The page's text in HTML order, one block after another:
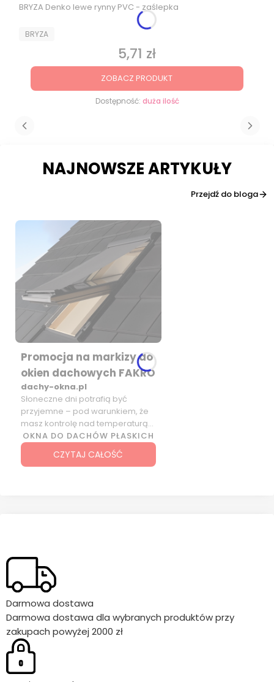
BRYZA Denko lewe rynny PVC - zaślepka
PRODUCENT
BRYZA
Cena
5,71 zł
ZOBACZ PRODUKT
Dostępność: duża ilość
NAJNOWSZE ARTYKUŁY
Przejdź do bloga
OKNA DO DACHÓW PŁASKICH
Promocja na markizy do
okien dachowych FAKRO
Słoneczne dni potrafią być
przyjemne – pod warunkiem, że
masz kontrolę nad temperaturą
wewnątrz domu. Markizy FAKRO
to skuteczny sposób na
ograniczenie nagrzewania
CZYTAJ CAŁOŚĆ
dachy-okna.pl
Darmowa dostawa
Darmowa dostawa dla wybranych produktów przy
zakupach powyżej 2000 zł